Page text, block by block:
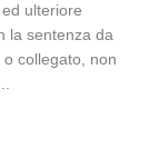
ulteriore
la sentenza da
collegato, non